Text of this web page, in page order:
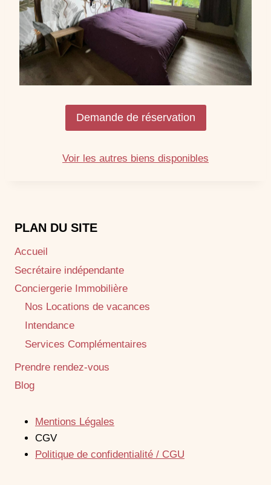
Demande de réservation
Voir les autres biens disponibles
PLAN DU SITE
Accueil
Secrétaire indépendante
Conciergerie Immobilière
Nos Locations de vacances
Intendance
Services Complémentaires
Prendre rendez-vous
Blog
Mentions Légales
CGV
Politique de confidentialité / CGU